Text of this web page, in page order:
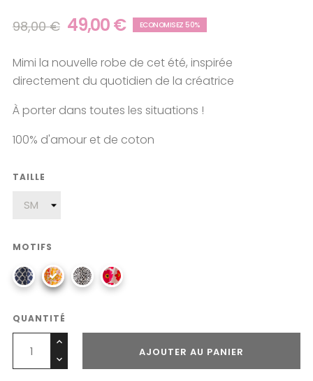
98,00 € 49,00 € ECONOMISEZ 50%
Mimi la nouvelle robe de cet été, inspirée
directement du quotidien de la créatrice
À porter dans toutes les situations !
100% d'amour et de coton
TAILLE
MOTIFS
QUANTITÉ
AJOUTER AU PANIER